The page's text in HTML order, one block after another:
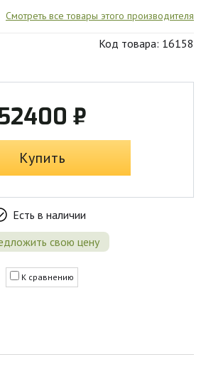
Смотреть все товары этого производителя
Код товара: 16158
₽
Купить
Есть в наличии
свою цену
К сравнению